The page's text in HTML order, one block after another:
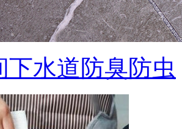
下水道防臭防虫